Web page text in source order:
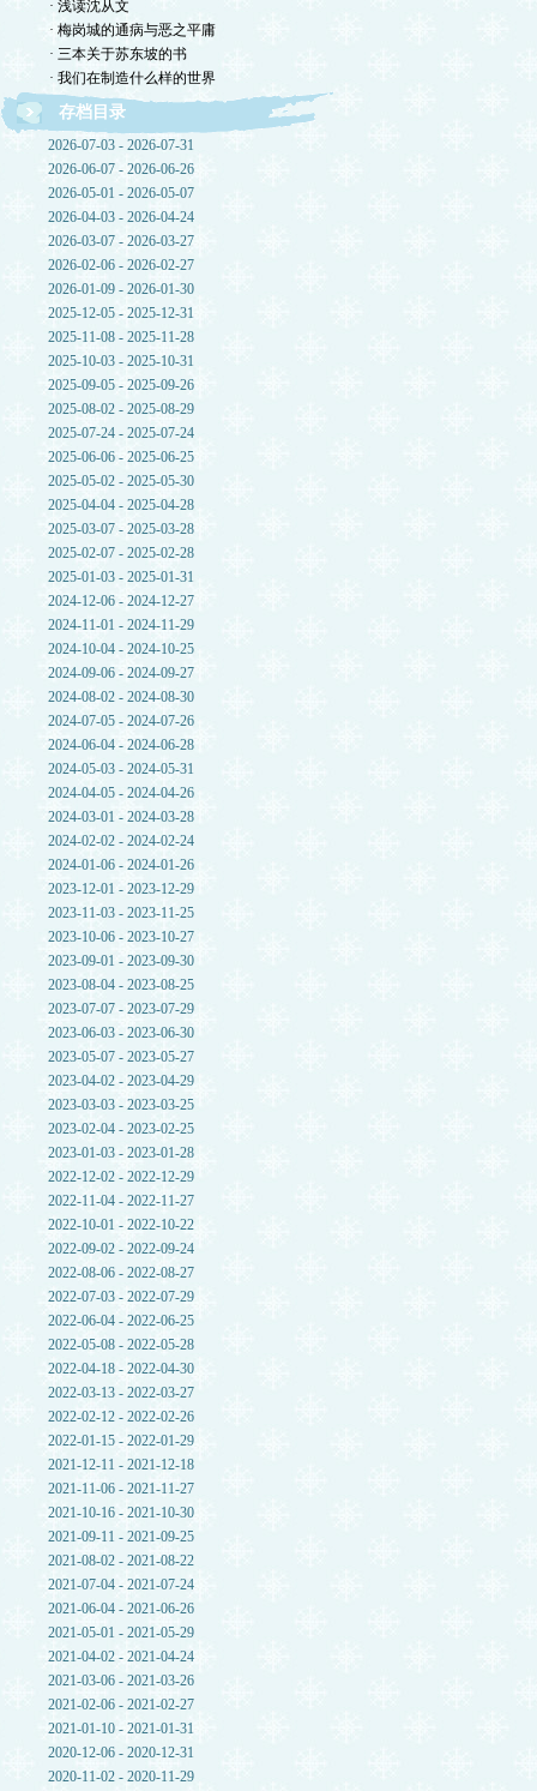
· 浅读沈从文
· 梅岗城的通病与恶之平庸
· 三本关于苏东坡的书
· 我们在制造什么样的世界
存档目录
2026-07-03 - 2026-07-31
2026-06-07 - 2026-06-26
2026-05-01 - 2026-05-07
2026-04-03 - 2026-04-24
2026-03-07 - 2026-03-27
2026-02-06 - 2026-02-27
2026-01-09 - 2026-01-30
2025-12-05 - 2025-12-31
2025-11-08 - 2025-11-28
2025-10-03 - 2025-10-31
2025-09-05 - 2025-09-26
2025-08-02 - 2025-08-29
2025-07-24 - 2025-07-24
2025-06-06 - 2025-06-25
2025-05-02 - 2025-05-30
2025-04-04 - 2025-04-28
2025-03-07 - 2025-03-28
2025-02-07 - 2025-02-28
2025-01-03 - 2025-01-31
2024-12-06 - 2024-12-27
2024-11-01 - 2024-11-29
2024-10-04 - 2024-10-25
2024-09-06 - 2024-09-27
2024-08-02 - 2024-08-30
2024-07-05 - 2024-07-26
2024-06-04 - 2024-06-28
2024-05-03 - 2024-05-31
2024-04-05 - 2024-04-26
2024-03-01 - 2024-03-28
2024-02-02 - 2024-02-24
2024-01-06 - 2024-01-26
2023-12-01 - 2023-12-29
2023-11-03 - 2023-11-25
2023-10-06 - 2023-10-27
2023-09-01 - 2023-09-30
2023-08-04 - 2023-08-25
2023-07-07 - 2023-07-29
2023-06-03 - 2023-06-30
2023-05-07 - 2023-05-27
2023-04-02 - 2023-04-29
2023-03-03 - 2023-03-25
2023-02-04 - 2023-02-25
2023-01-03 - 2023-01-28
2022-12-02 - 2022-12-29
2022-11-04 - 2022-11-27
2022-10-01 - 2022-10-22
2022-09-02 - 2022-09-24
2022-08-06 - 2022-08-27
2022-07-03 - 2022-07-29
2022-06-04 - 2022-06-25
2022-05-08 - 2022-05-28
2022-04-18 - 2022-04-30
2022-03-13 - 2022-03-27
2022-02-12 - 2022-02-26
2022-01-15 - 2022-01-29
2021-12-11 - 2021-12-18
2021-11-06 - 2021-11-27
2021-10-16 - 2021-10-30
2021-09-11 - 2021-09-25
2021-08-02 - 2021-08-22
2021-07-04 - 2021-07-24
2021-06-04 - 2021-06-26
2021-05-01 - 2021-05-29
2021-04-02 - 2021-04-24
2021-03-06 - 2021-03-26
2021-02-06 - 2021-02-27
2021-01-10 - 2021-01-31
2020-12-06 - 2020-12-31
2020-11-02 - 2020-11-29